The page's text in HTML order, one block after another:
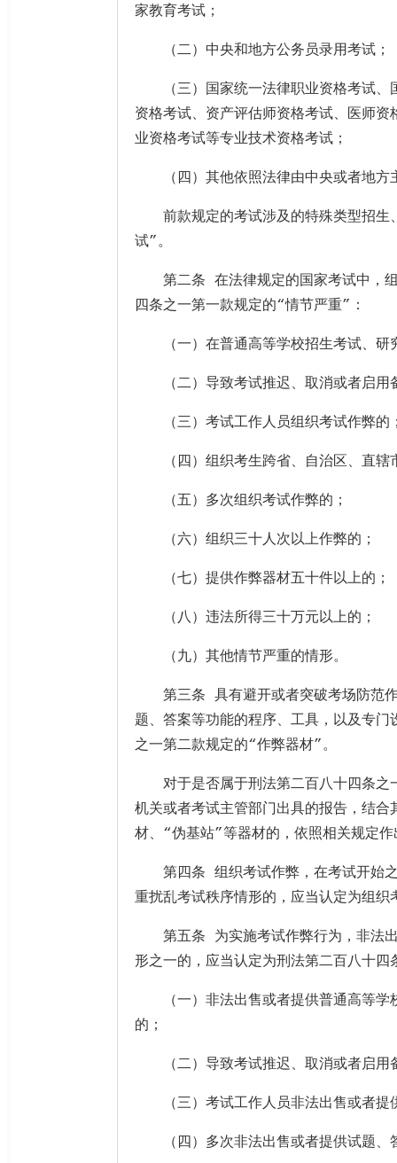
家教育考试；
（二）中央和地方公务员录用考试；
（三）国家统一法律职业资格考试
资格考试、资产评估师资格考试、医师
业资格考试等专业技术资格考试；
（四）其他依照法律由中央或者地
前款规定的考试涉及的特殊类型招
试”。
第二条 在法律规定的国家考试中，
四条之一第一款规定的“情节严重”：
（一）在普通高等学校招生考试、
（二）导致考试推迟、取消或者启用
（三）考试工作人员组织考试作弊的
（四）组织考生跨省、自治区、直辖
（五）多次组织考试作弊的；
（六）组织三十人次以上作弊的；
（七）提供作弊器材五十件以上的；
（八）违法所得三十万元以上的；
（九）其他情节严重的情形。
第三条 具有避开或者突破考场防范
题、答案等功能的程序、工具，以及专
之一第二款规定的“作弊器材”。
对于是否属于刑法第二百八十四条
机关或者考试主管部门出具的报告，结
材、“伪基站”等器材的，依照相关规定作
第四条 组织考试作弊，在考试开始
重扰乱考试秩序情形的，应当认定为组织
第五条 为实施考试作弊行为，非法
形之一的，应当认定为刑法第二百八十
（一）非法出售或者提供普通高等
的；
（二）导致考试推迟、取消或者启用
（三）考试工作人员非法出售或者
（四）多次非法出售或者提供试题、